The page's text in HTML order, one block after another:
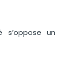
s’oppose un